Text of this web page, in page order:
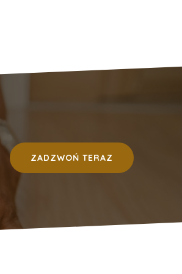
ZADZWOŃ TERAZ